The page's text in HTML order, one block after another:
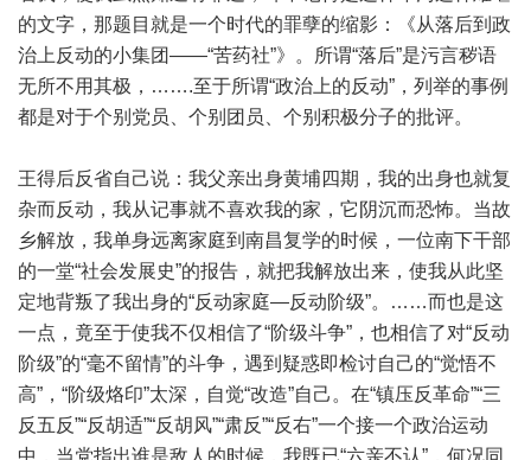
的文字，那题目就是一个时代的罪孽的缩影：《从落后到政
治上反动的小集团——“苦药社”》。所谓“落后”是污言秽语
无所不用其极，…….至于所谓“政治上的反动”，列举的事例
都是对于个别党员、个别团员、个别积极分子的批评。
王得后反省自己说：我父亲出身黄埔四期，我的出身也就复
杂而反动，我从记事就不喜欢我的家，它阴沉而恐怖。当故
乡解放，我单身远离家庭到南昌复学的时候，一位南下干部
的一堂“社会发展史”的报告，就把我解放出来，使我从此坚
定地背叛了我出身的“反动家庭—反动阶级”。……而也是这
一点，竟至于使我不仅相信了“阶级斗争”，也相信了对“反动
阶级”的“毫不留情”的斗争，遇到疑惑即检讨自己的“觉悟不
高”，“阶级烙印”太深，自觉“改造”自己。在“镇压反革命”“三
反五反”“反胡适”“反胡风”“肃反”“反右”一个接一个政治运动
中，当党指出谁是敌人的时候，我既已“六亲不认”，何况同